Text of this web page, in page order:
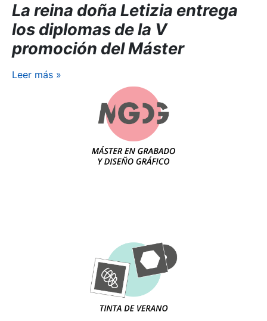
La reina doña Letizia entrega
los diplomas de la V
promoción del Máster
Leer más »